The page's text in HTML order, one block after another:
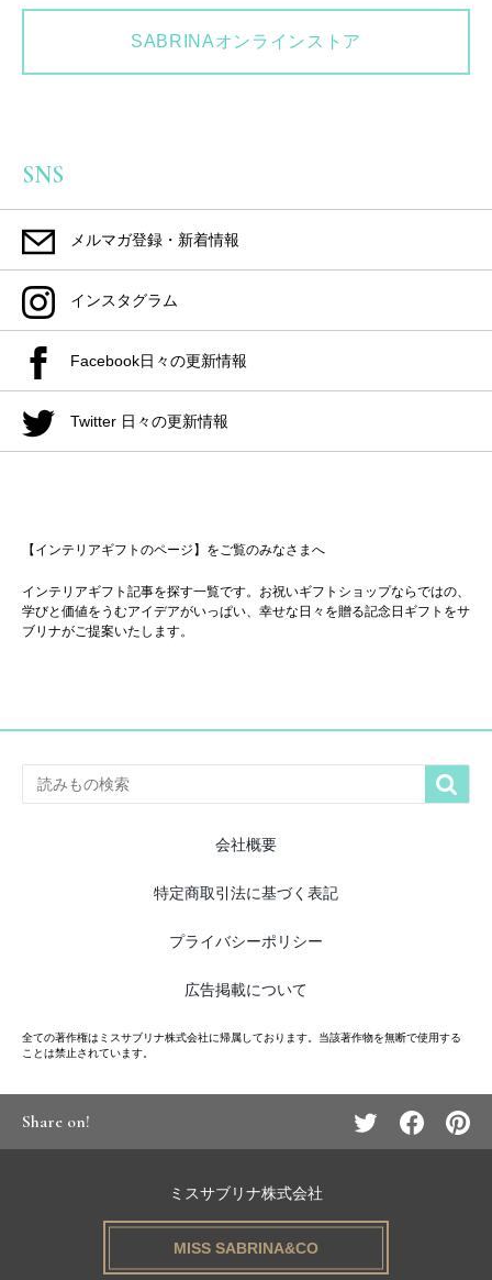
SABRINAオンラインストア
SNS
メルマガ登録・新着情報
インスタグラム
Facebook日々の更新情報
Twitter 日々の更新情報
【インテリアギフトのページ】をご覧のみなさまへ
インテリアギフト記事を探す一覧です。お祝いギフトショップならではの、
学びと価値をうむアイデアがいっぱい、幸せな日々を贈る記念日ギフトをサ
ブリナがご提案いたします。

会社概要
特定商取引法に基づく表記
プライバシーポリシー
広告掲載について
全ての著作権はミスサブリナ株式会社に帰属しております。当該著作物を無断で使用する
ことは禁止されています。
Share on!
ミスサブリナ株式会社
MISS SABRINA&CO